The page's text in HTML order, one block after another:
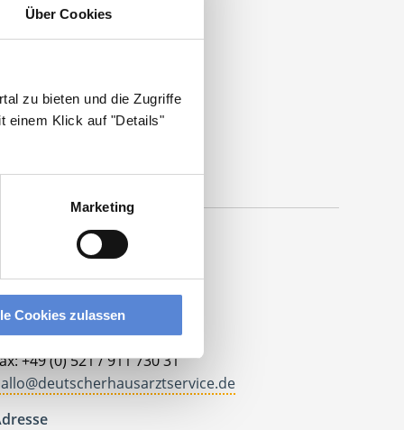
Über Cookies
zu bieten und die Zugriffe
einem Klick auf "Details"
Marketing
Cookies zulassen
+49 (0) 521 / 911 730 33
+49 (0) 521 / 911 730 31